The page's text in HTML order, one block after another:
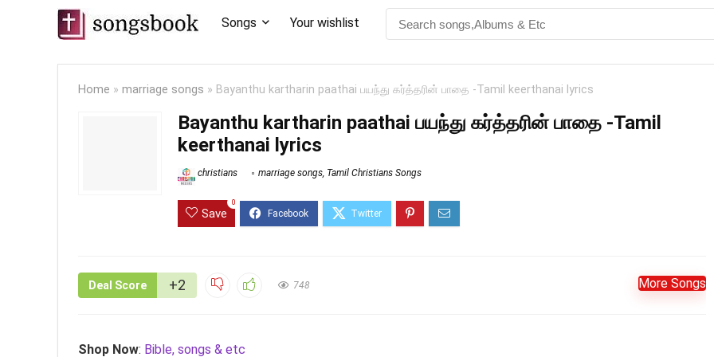
Songs Your wishlist
Home » marriage songs » Bayanthu kartharin paathai பயந்து கர்த்தரின் பாதை -Tamil keerthanai lyrics
Bayanthu kartharin paathai பயந்து கர்த்தரின் பாதை -Tamil
keerthanai lyrics
christians marriage songs, Tamil Christians Songs
Save
0
Deal Score +2 748 More Songs
Shop Now: Bible, songs & etc